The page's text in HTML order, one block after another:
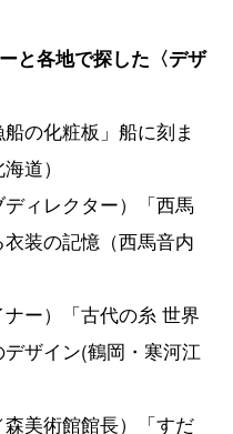
と各地で探した〈デザ
の化粧板」船に刻ま
道）
ディレクター）「西馬
装の記憶（西馬音内
ー）「古代の糸 世界
ザイン(鶴岡・寒河江
森美術館館長）「すだ